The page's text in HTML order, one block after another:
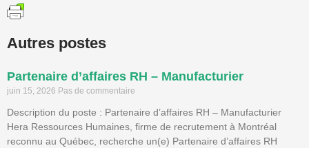
Autres postes
Partenaire d’affaires RH – Manufacturier
juin 15, 2026 Pas de commentaire
Description du poste : Partenaire d’affaires RH – Manufacturier
Hera Ressources Humaines, firme de recrutement à Montréal
reconnu au Québec, recherche un(e) Partenaire d’affaires RH